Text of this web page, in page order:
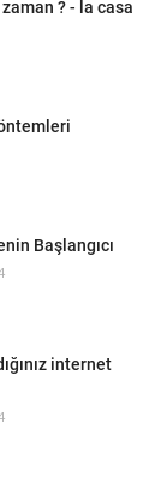
? - la casa
Başlangıcı
internet